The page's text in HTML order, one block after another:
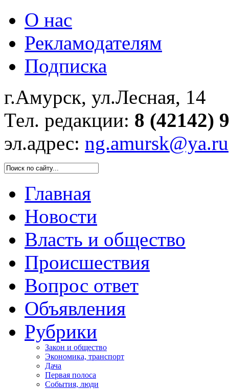
О нас
Рекламодателям
Подписка
г.Амурск, ул.Лесная, 14
Тел. редакции: 8 (42142)
эл.адрес: ng.amursk@ya.ru
Главная
Новости
Власть и общество
Происшествия
Вопрос ответ
Объявления
Рубрики
Закон и общество
Экономика, транспорт
Дача
Первая полоса
События, люди